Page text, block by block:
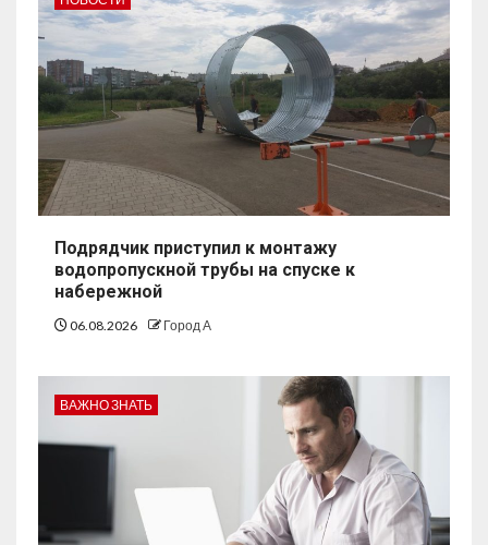
Подрядчик приступил к монтажу
водопропускной трубы на спуске к
набережной
06.08.2026 Город А
ВАЖНО ЗНАТЬ